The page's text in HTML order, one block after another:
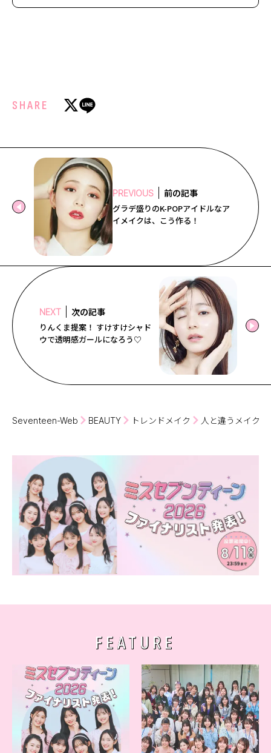
SHARE
PREVIOUS 前の記事
グラデ盛りのK-POPアイドルなア
イメイクは、こう作る！
NEXT 次の記事
りんくま提案！ すけすけシャド
ウで透明感ガールになろう♡
Seventeen-Web BEAUTY トレンドメイク 人と違うメイク
FEATURE